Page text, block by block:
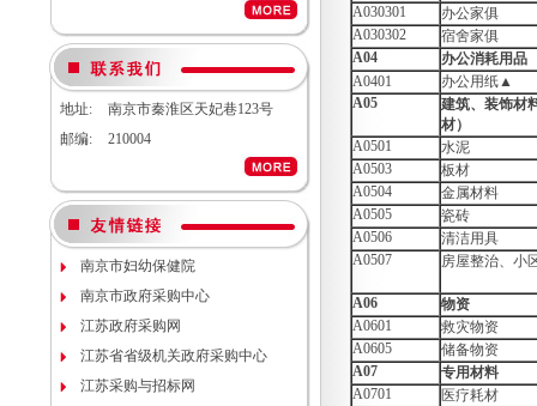
南京市妇幼保健院实验动物单元环
境维持与清洁消毒系统（小鼠笼
具）项目院内咨询讨论会
南京市妇幼保健院医用耗材
（NJFYCG-202611）院内比选项目
通知
南京市妇幼保健院建院90周年宣传
南京市妇幼保健院双源CT、3.0T核
南京市妇幼保健院护理部模型项目
说明
南京市妇幼保健院减压沸腾式清洗
机项目（编号：NJFYCG-
南京市妇幼保健院“金陵托育”微信
运营服务项目调研公告
关于南京市妇幼保健院病理科送第
三方检测（NJFYCG-202543）院内
地址:
南京市秦淮区天妃巷123号
邮编:
210004
南京市妇幼保健院
南京市政府采购中心
江苏政府采购网
江苏省省级机关政府采购中心
江苏采购与招标网
A030301
办公家俱
A030302
宿舍家俱
A04
办公消耗用品
A0401
办公用纸▲
A05
建筑、装饰材
材）
A0501
水泥
A0503
板材
A0504
金属材料
A0505
瓷砖
A0506
清洁用具
A0507
房屋整治、小
A06
物资
A0601
救灾物资
A0605
储备物资
A07
专用材料
A0701
医疗耗材